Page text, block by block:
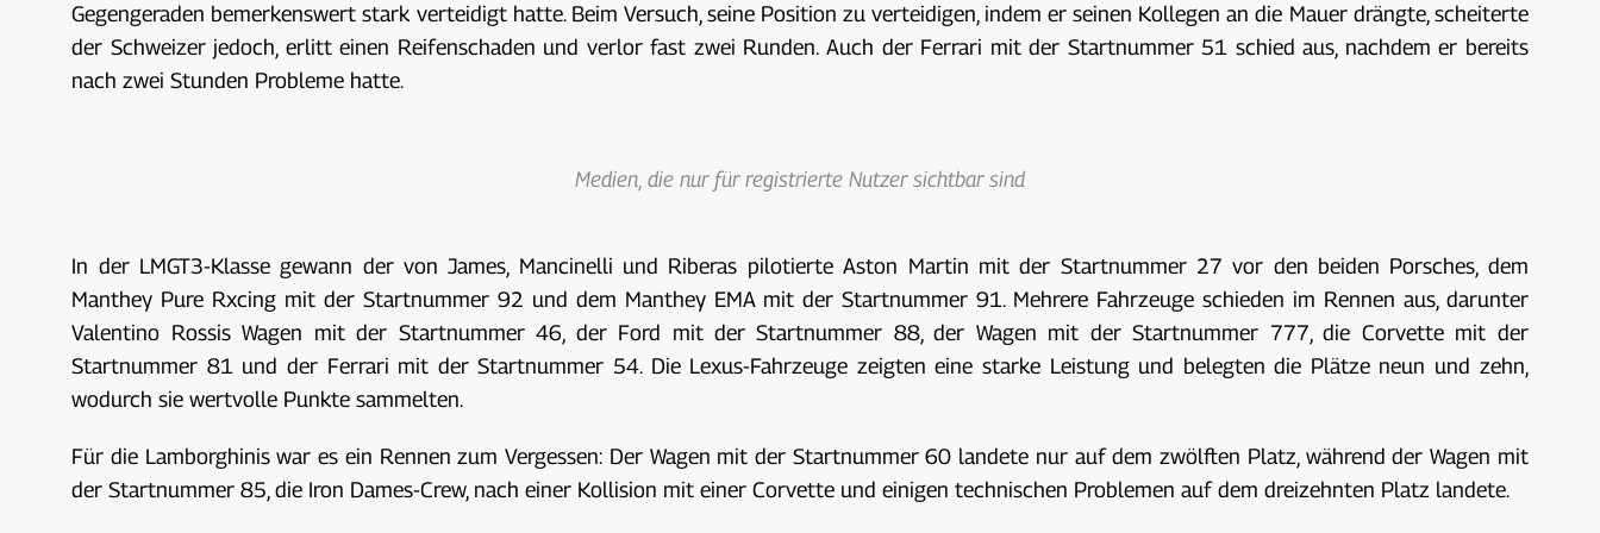
Gegengeraden bemerkenswert stark verteidigt hatte. Beim Versuch, seine Position zu verteidigen, indem er seinen Kollegen an die Mauer drängte, scheiterte
der Schweizer jedoch, erlitt einen Reifenschaden und verlor fast zwei Runden. Auch der Ferrari mit der Startnummer 51 schied aus, nachdem er bereits
nach zwei Stunden Probleme hatte.
Medien, die nur für registrierte Nutzer sichtbar sind
In der LMGT3-Klasse gewann der von James, Mancinelli und Riberas pilotierte Aston Martin mit der Startnummer 27 vor den beiden Porsches, dem
Manthey Pure Rxcing mit der Startnummer 92 und dem Manthey EMA mit der Startnummer 91. Mehrere Fahrzeuge schieden im Rennen aus, darunter
Valentino Rossis Wagen mit der Startnummer 46, der Ford mit der Startnummer 88, der Wagen mit der Startnummer 777, die Corvette mit der
Startnummer 81 und der Ferrari mit der Startnummer 54. Die Lexus-Fahrzeuge zeigten eine starke Leistung und belegten die Plätze neun und zehn,
wodurch sie wertvolle Punkte sammelten.
Für die Lamborghinis war es ein Rennen zum Vergessen: Der Wagen mit der Startnummer 60 landete nur auf dem zwölften Platz, während der Wagen mit
der Startnummer 85, die Iron Dames-Crew, nach einer Kollision mit einer Corvette und einigen technischen Problemen auf dem dreizehnten Platz landete.